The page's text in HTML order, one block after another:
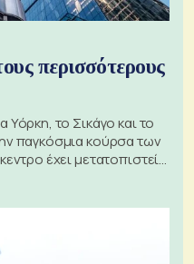
περισσότερους
το Σικάγο και το
παγκόσμια κούρσα των
έχει μετατοπιστεί